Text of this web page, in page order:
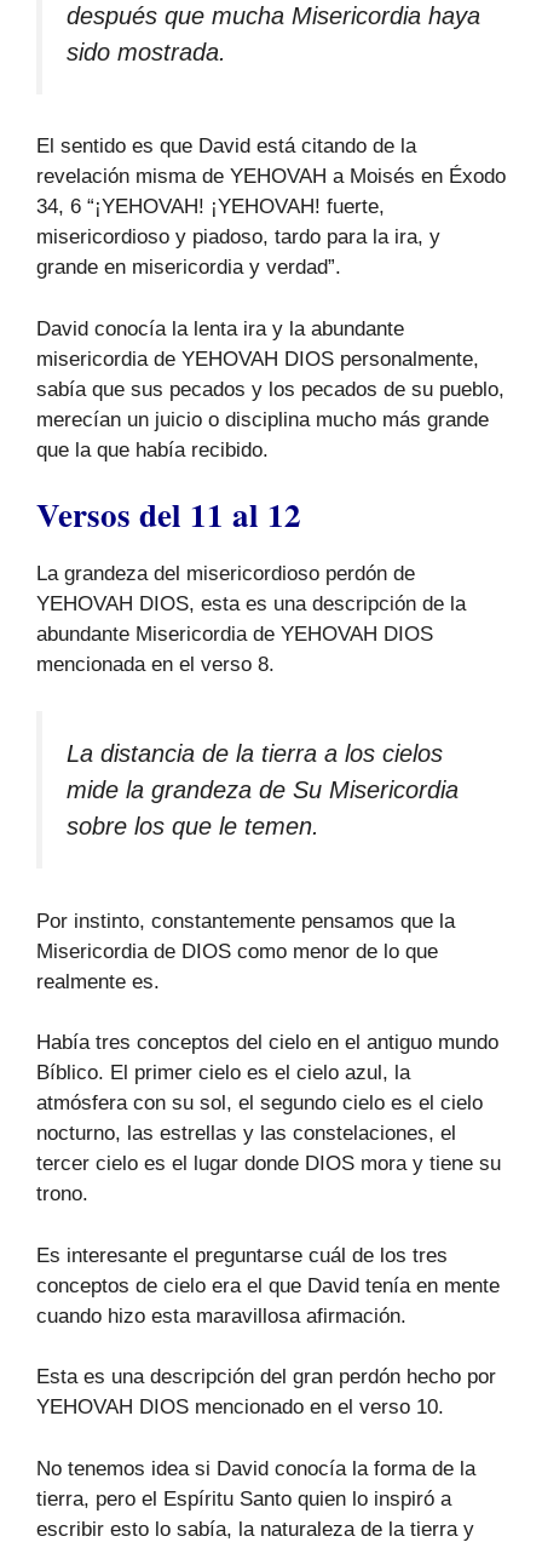
después que mucha Misericordia haya
sido mostrada.
El sentido es que David está citando de la
revelación misma de YEHOVAH a Moisés en Éxodo
34, 6 “¡YEHOVAH! ¡YEHOVAH! fuerte,
misericordioso y piadoso, tardo para la ira, y
grande en misericordia y verdad”.
David conocía la lenta ira y la abundante
misericordia de YEHOVAH DIOS personalmente,
sabía que sus pecados y los pecados de su pueblo,
merecían un juicio o disciplina mucho más grande
que la que había recibido.
Versos del 11 al 12
La grandeza del misericordioso perdón de
YEHOVAH DIOS, esta es una descripción de la
abundante Misericordia de YEHOVAH DIOS
mencionada en el verso 8.
La distancia de la tierra a los cielos
mide la grandeza de Su Misericordia
sobre los que le temen.
Por instinto, constantemente pensamos que la
Misericordia de DIOS como menor de lo que
realmente es.
Había tres conceptos del cielo en el antiguo mundo
Bíblico. El primer cielo es el cielo azul, la
atmósfera con su sol, el segundo cielo es el cielo
nocturno, las estrellas y las constelaciones, el
tercer cielo es el lugar donde DIOS mora y tiene su
trono.
Es interesante el preguntarse cuál de los tres
conceptos de cielo era el que David tenía en mente
cuando hizo esta maravillosa afirmación.
Esta es una descripción del gran perdón hecho por
YEHOVAH DIOS mencionado en el verso 10.
No tenemos idea si David conocía la forma de la
tierra, pero el Espíritu Santo quien lo inspiró a
escribir esto lo sabía, la naturaleza de la tierra y